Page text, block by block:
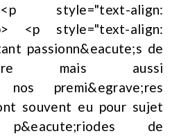
style="text-align:
<p style="text-align:
passionn&eacute;s de
mais aussi
nos premi&egrave;res
souvent eu pour sujet
de